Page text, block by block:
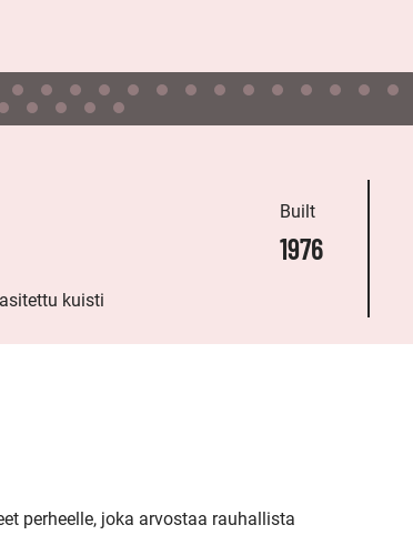
kuisti
Built
1976
perheelle, joka arvostaa rauhallista